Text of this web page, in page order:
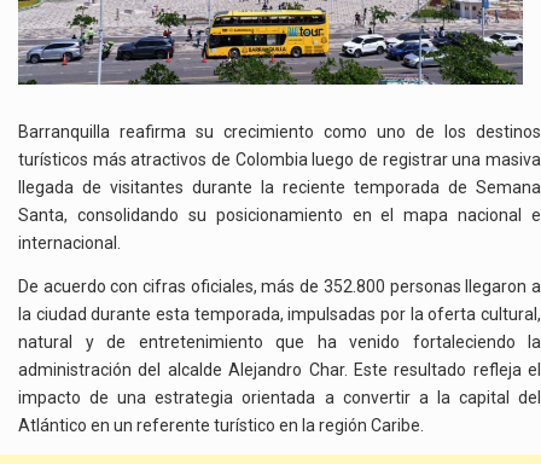
VISITANTES
EN
SEMANA
SANTA
Barranquilla reafirma su crecimiento como uno de los destinos
turísticos más atractivos de Colombia luego de registrar una masiva
llegada de visitantes durante la reciente temporada de Semana
Santa, consolidando su posicionamiento en el mapa nacional e
internacional.
De acuerdo con cifras oficiales, más de 352.800 personas llegaron a
la ciudad durante esta temporada, impulsadas por la oferta cultural,
natural y de entretenimiento que ha venido fortaleciendo la
administración del alcaldeAlejandro Char. Este resultado refleja el
impacto de una estrategia orientada a convertir a la capital del
Atlántico en un referente turístico en la región Caribe.